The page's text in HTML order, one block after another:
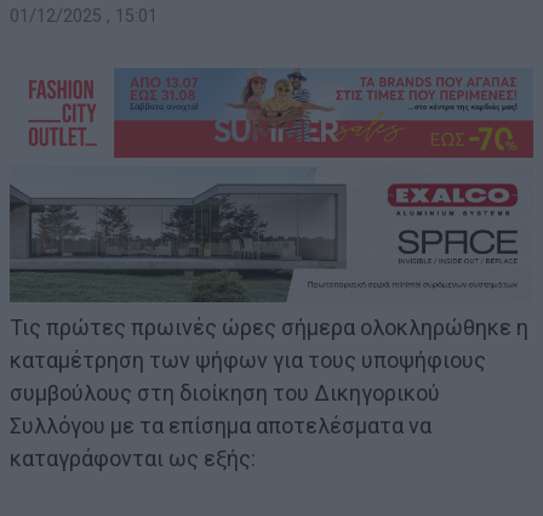
01/12/2025 , 15:01
Τις πρώτες πρωινές ώρες σήμερα ολοκληρώθηκε η
καταμέτρηση των ψήφων για τους υποψήφιους
συμβούλους στη διοίκηση του Δικηγορικού
Συλλόγου με τα επίσημα αποτελέσματα να
καταγράφονται ως εξής: